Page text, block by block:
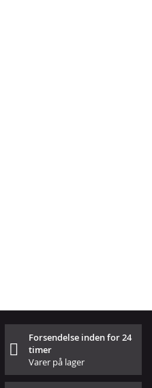
Forsendelse inden for 24
timer
Varer på lager